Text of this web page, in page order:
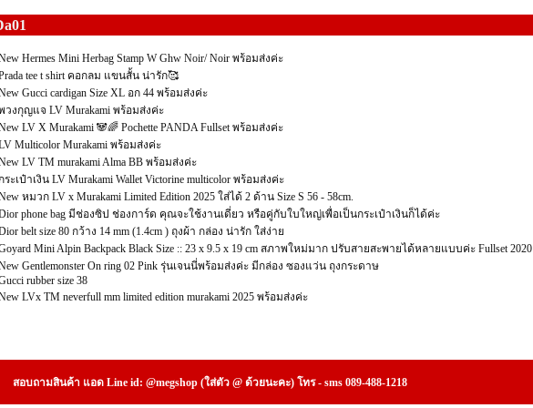
Hermes Mini Herbag Stamp W Ghw Noir/ Noir พร้อมส่งค่ะ
tee t shirt คอกลม แขนสั้น น่ารัก🥰
Gucci cardigan Size XL อก 44 พร้อมส่งค่ะ
วงกุญแจ LV Murakami พร้อมส่งค่ะ
LV X Murakami 🐼🌈 Pochette PANDA Fullset พร้อมส่งค่ะ
Multicolor Murakami พร้อมส่งค่ะ
LV TM murakami Alma BB พร้อมส่งค่ะ
กระเป๋าเงิน LV Murakami Wallet Victorine multicolor พร้อมส่งค่ะ
หมวก LV x Murakami Limited Edition 2025 ใส่ได้ 2 ด้าน Size S 56 - 58cm.
phone bag มีช่องซิป ช่องการ์ด คุณจะใช้งานเดี่ยว หรือคู่กับใบใหญ่เพื่อเป็นกระเป๋าเงินก็ได้ค่ะ
belt size 80 กว้าง 14 mm (1.4cm ) ถุงผ้า กล่อง น่ารัก ใส่ง่าย
Mini Alpin Backpack Black Size :: 23 x 9.5 x 19 cm สภาพใหม่มาก ปรับสายสะพายได้หลายแบบค่ะ Fullset 2020
Gentlemonster On ring 02 Pink รุ่นเจนนี่พร้อมส่งค่ะ มีกล่อง ซองแว่น ถุงกระดาษ
rubber size 38
LVx TM neverfull mm limited edition murakami 2025 พร้อมส่งค่ะ
สอบถามสินค้า แอด Line id: @megshop (ใส่ตัว @ ด้วยนะคะ) โทร - sms 089-488-1218